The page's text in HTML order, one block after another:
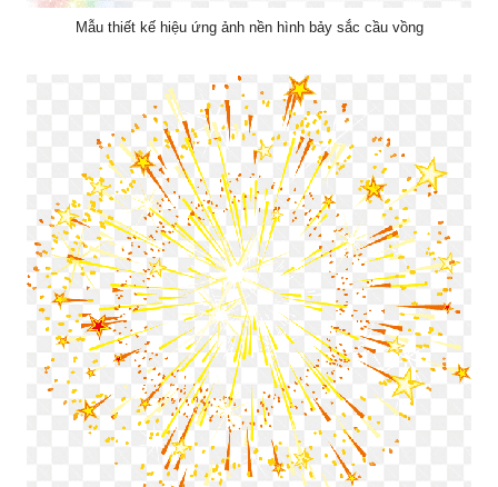
Mẫu thiết kế hiệu ứng ảnh nền hình bảy sắc cầu vồng